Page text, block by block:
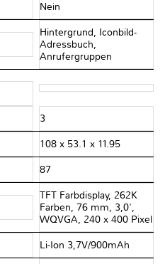
Nein
Hintergrund, Iconbild-
Adressbuch,
Anrufergruppen
3
108 x 53.1 x 11.95
87
TFT Farbdisplay, 262K
Farben, 76 mm, 3,0',
WQVGA, 240 x 400 Pixel
Li-Ion 3,7V/900mAh